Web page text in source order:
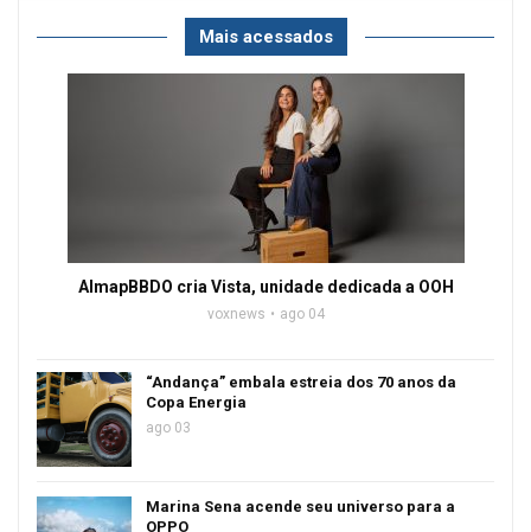
Mais acessados
AlmapBBDO cria Vista, unidade dedicada a OOH
voxnews ago 04
“Andança” embala estreia dos 70 anos da
Copa Energia
ago 03
Marina Sena acende seu universo para a
OPPO